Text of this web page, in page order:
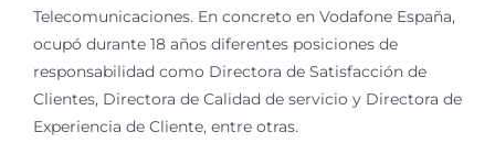
Telecomunicaciones. En concreto en Vodafone España,
ocupó durante 18 años diferentes posiciones de
responsabilidad como Directora de Satisfacción de
Clientes, Directora de Calidad de servicio y Directora de
Experiencia de Cliente, entre otras.